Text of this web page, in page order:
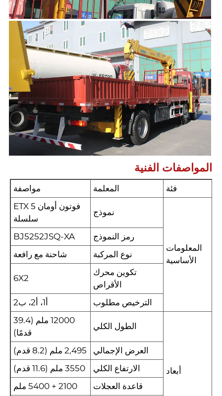
المواصفات الفنية
فئة المعلمة مواصفة
المعلومات
الأساسية
نموذج
فوتون أومان ETX 5
سلسلة
رمز النموذج
BJ5252JSQ-XA
نوع المركبة
شاحنة مع رافعة
تكوين محرك
الأقراص
6X2
الترخيص مطلوب
أبعاد
الطول الكلي
12000 ملم (39.4
قدمًا)
العرض الإجمالي
2,495 ملم (8.2 قدم)
الارتفاع الكلي
3550 ملم (11.6 قدم)
قاعدة العجلات
2100 + 5400 ملم